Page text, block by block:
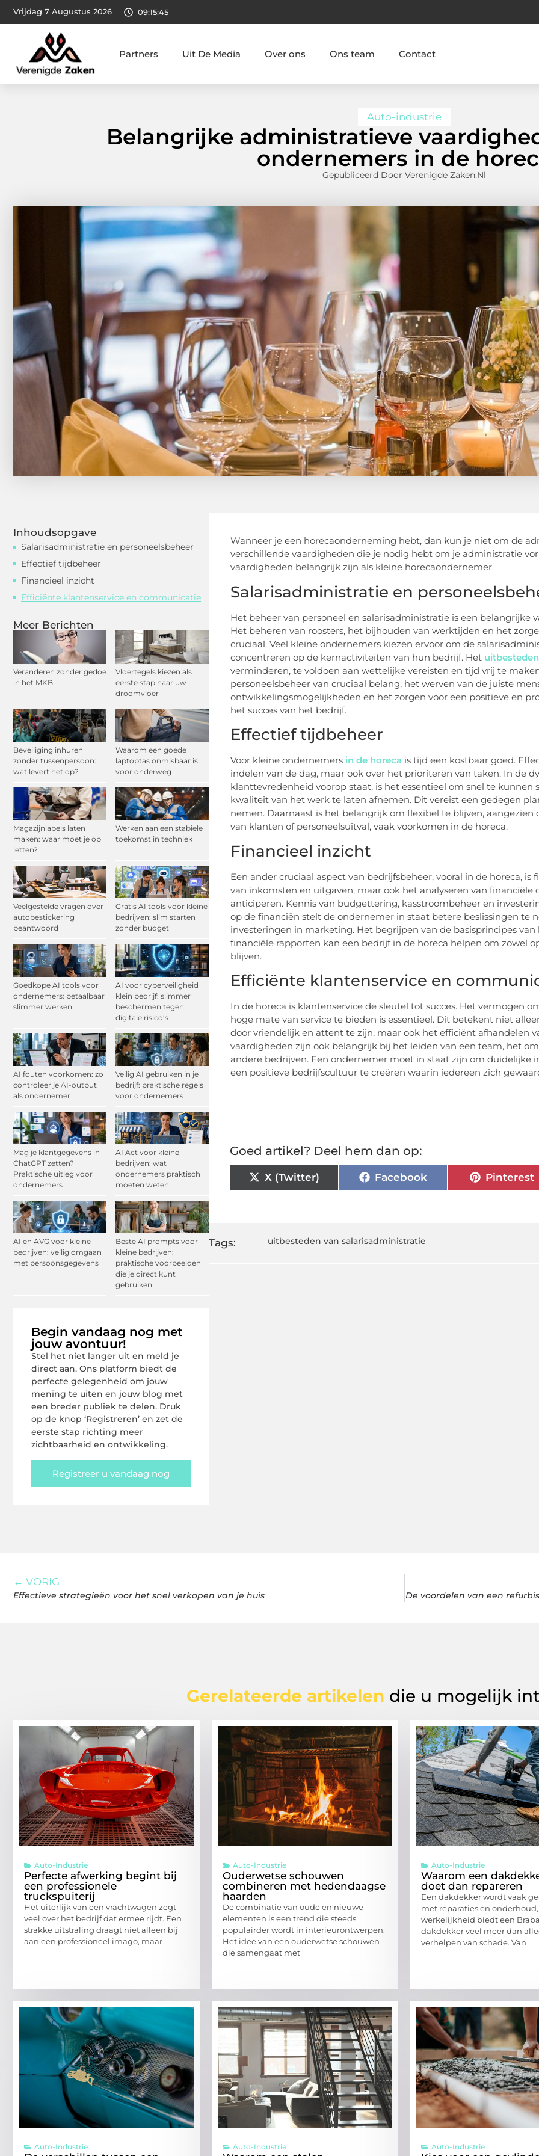
Vrijdag 7 Augustus 2026 09:15:46
Partners Uit De Media Over ons Ons team Contact
Auto-industrie
Belangrijke administratieve
ondernemers in de
Gepubliceerd Door Verenigde Zaken.nl
Inhoudsopgave
Salarisadministratie en personeelsbeheer
Effectief tijdbeheer
Financieel inzicht
Efficiënte klantenservice en communicatie
Meer Berichten
Veranderen zonder gedoe
in het MKB
Vloertegels kiezen als
eerste stap naar uw
droomvloer
Beveiliging inhuren
zonder tussenpersoon:
wat levert het op?
Waarom een goede
laptoptas onmisbaar is
voor onderweg
Magazijnlabels laten
maken: waar moet je op
letten?
Werken aan een stabiele
toekomst in techniek
Veelgestelde vragen over
autobestickering
beantwoord
Gratis AI tools voor kleine
bedrijven: slim starten
zonder budget
Goedkope AI tools voor
ondernemers: betaalbaar
slimmer werken
AI voor cyberveiligheid
klein bedrijf: slimmer
beschermen tegen
digitale risico’s
AI fouten voorkomen: zo
controleer je AI-output
als ondernemer
Veilig AI gebruiken in je
bedrijf: praktische regels
voor ondernemers
Mag je klantgegevens in
ChatGPT zetten?
Praktische uitleg voor
ondernemers
AI Act voor kleine
bedrijven: wat
ondernemers praktisch
moeten weten
AI en AVG voor kleine
bedrijven: veilig omgaan
met persoonsgegevens
Beste AI prompts voor
kleine bedrijven:
praktische voorbeelden
die je direct kunt
gebruiken
Begin vandaag nog met
jouw avontuur!
Stel het niet langer uit en meld je
direct aan. Ons platform biedt de
perfecte gelegenheid om jouw
mening te uiten en jouw blog met
een breder publiek te delen. Druk
op de knop ‘Registreren’ en zet de
eerste stap richting meer
zichtbaarheid en ontwikkeling.
Registreer u vandaag nog
Wanneer je een horecaonderneming hebt, dan kun je niet om de
verschillende vaardigheden die je nodig hebt om je administratie
vaardigheden belangrijk zijn als kleine horecaondernemer.
Salarisadministratie en
Het beheer van personeel en salarisadministratie is een belangrijke
Het beheren van roosters, het bijhouden van werktijden en het
cruciaal. Veel kleine ondernemers kiezen ervoor om de
concentreren op de kernactiviteiten van hun bedrijf. Het
verminderen, te voldoen aan wettelijke vereisten en tijd vrij te
personeelsbeheer van cruciaal belang; het werven van de juiste
ontwikkelingsmogelijkheden en het zorgen voor een positieve en
het succes van het bedrijf.
Effectief tijdbeheer
Voor kleine ondernemers in de horeca is tijd een kostbaar goed.
indelen van de dag, maar ook over het prioriteren van taken. In de
klanttevredenheid voorop staat, is het essentieel om snel te
kwaliteit van het werk te laten afnemen. Dit vereist een gedegen
nemen. Daarnaast is het belangrijk om flexibel te blijven,
van klanten of personeelsuitval, vaak voorkomen in de horeca.
Financieel inzicht
Een ander cruciaal aspect van bedrijfsbeheer, vooral in de horeca,
van inkomsten en uitgaven, maar ook het analyseren van
anticiperen. Kennis van budgettering, kasstroombeheer en
op de financiën stelt de ondernemer in staat betere beslissingen te
investeringen in marketing. Het begrijpen van de basisprincipes
financiële rapporten kan een bedrijf in de horeca helpen om zowel
blijven.
Efficiënte klantenservice en
In de horeca is klantenservice de sleutel tot succes. Het vermogen
hoge mate van service te bieden is essentieel. Dit betekent niet
door vriendelijk en attent te zijn, maar ook het efficiënt afhandelen
vaardigheden zijn ook belangrijk bij het leiden van een team, het
andere bedrijven. Een ondernemer moet in staat zijn om duidelijke
een positieve bedrijfscultuur te creëren waarin iedereen zich
Goed artikel? Deel hem dan op:
X (Twitter) Facebook Pinterest
Tags: uitbesteden van salarisadministratie
← VORIG
Effectieve strategieën voor het snel verkopen van je huis
Gerelateerde artikelen die u mogelijk
Auto-Industrie
Perfecte afwerking begint bij
een professionele
truckspuiterij
Het uiterlijk van een vrachtwagen zegt
veel over het bedrijf dat ermee rijdt. Een
strakke uitstraling draagt niet alleen bij
aan een professioneel imago, maar
Auto-Industrie
Ouderwetse schouwen
combineren met hedendaagse
haarden
De combinatie van oude en nieuwe
elementen is een trend die steeds
populairder wordt in interieurontwerpen.
Het idee van een ouderwetse schouwen
die samengaat met
Auto-Industrie
Waarom een
doet dan repareren
Een dakdekker wordt vaak
met reparaties en
werkelijkheid biedt een
dakdekker veel meer dan
verhelpen van schade. Van
Auto-Industrie Auto-Industrie Auto-Industrie